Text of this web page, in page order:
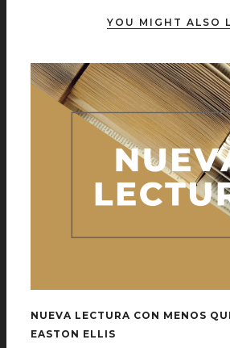
YOU MIGHT ALSO
NUEVA LECTURA CON MENOS
EASTON ELLIS